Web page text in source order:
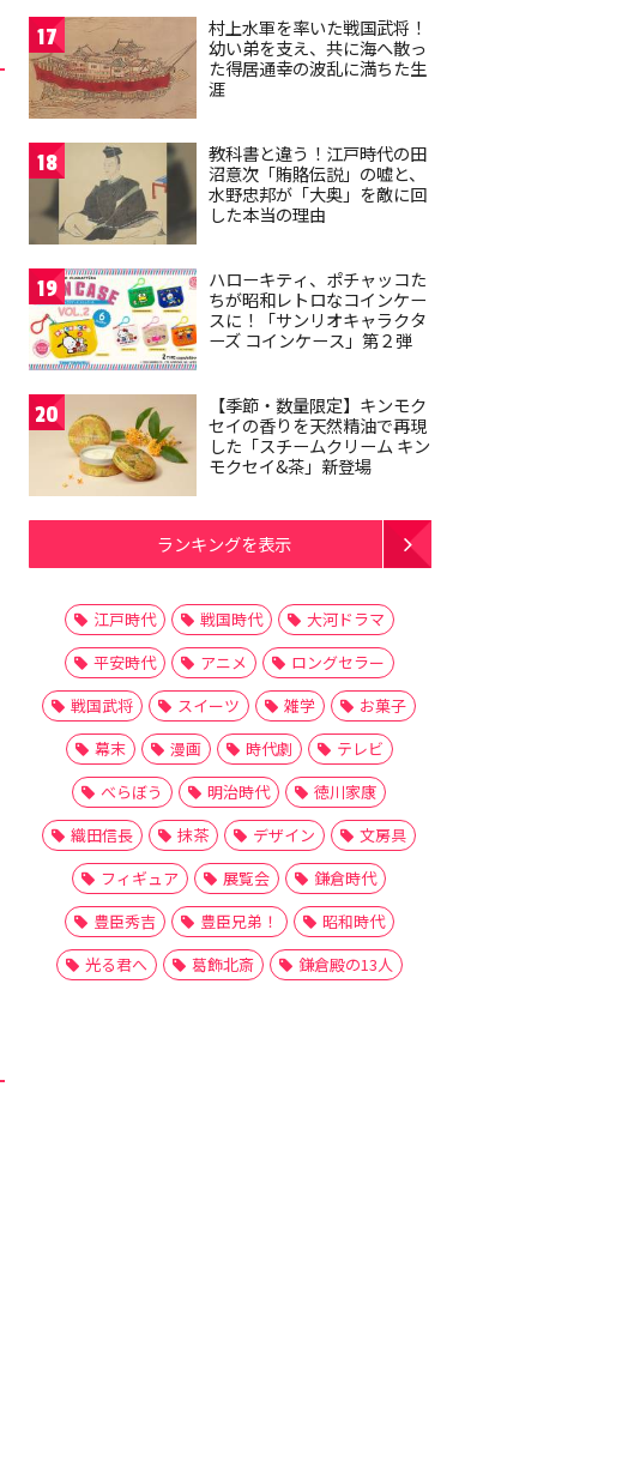
17
村上水軍を率いた戦国武将！
幼い弟を支え、共に海へ散っ
た得居通幸の波乱に満ちた生
涯
18
教科書と違う！江戸時代の田
沼意次「賄賂伝説」の嘘と、
水野忠邦が「大奥」を敵に回
した本当の理由
19
ハローキティ、ポチャッコた
ちが昭和レトロなコインケー
スに！「サンリオキャラクタ
ーズ コインケース」第２弾
20
【季節・数量限定】キンモク
セイの香りを天然精油で再現
した「スチームクリーム キン
モクセイ&茶」新登場
ランキングを表示
江戸時代 戦国時代
大河ドラマ
平安時代
アニメ
ロングセラー
戦国武将
スイーツ 雑学
お菓子
幕末
漫画 時代劇
テレビ
べらぼう
明治時代
徳川家康
織田信長
抹茶 デザイン
文房具
フィギュア
展覧会
鎌倉時代
豊臣秀吉
豊臣兄弟！
昭和時代
光る君へ
葛飾北斎 鎌倉殿の13人